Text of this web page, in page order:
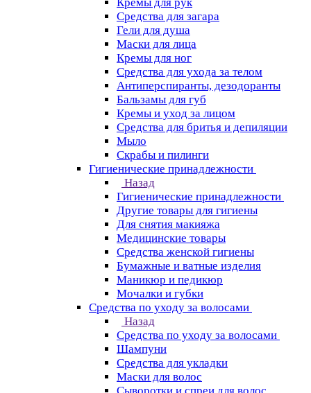
Средства для загара
Гели для душа
Маски для лица
Кремы для ног
Средства для ухода за телом
Антиперспиранты, дезодоранты
Бальзамы для губ
Кремы и уход за лицом
Средства для бритья и депиляции
Мыло
Скрабы и пилинги
Гигиенические принадлежности
Назад
Гигиенические принадлежности
Другие товары для гигиены
Для снятия макияжа
Медицинские товары
Средства женской гигиены
Бумажные и ватные изделия
Маникюр и педикюр
Мочалки и губки
Средства по уходу за волосами
Назад
Средства по уходу за волосами
Шампуни
Средства для укладки
Маски для волос